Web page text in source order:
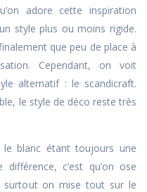
adore cette inspiration
style plus ou moins rigide.
que peu de place à
Cependant, on voit
alternatif : le scandicraft.
le style de déco reste très
blanc étant toujours une
c’est qu’on ose
surtout on mise tout sur le